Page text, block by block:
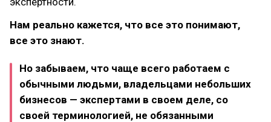
Нам реально кажется, что все это понимают,
все это знают.
Но забываем, что чаще всего работаем с
обычными людьми, владельцами небольших
бизнесов — экспертами в своем деле, со
своей терминологией, не обязанными